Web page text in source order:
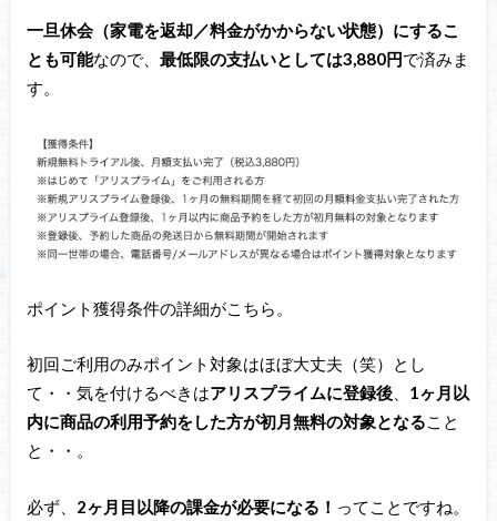
一旦休会（家電を返却／料金がかからない状態）にするこ
とも可能なので、 最低限の支払いとしては3,880円で済みま
す。
ポイント獲得条件の詳細がこちら。
初回ご利用のみポイント対象はほぼ大丈夫（笑）とし
て・・気を付けるべきはアリスプライムに登録後、 1ヶ月以
内に商品の利用予約をした方が初月無料の対象となること
と・・。
必ず、 2ヶ月目以降の課金が必要になる！ ってことですね。